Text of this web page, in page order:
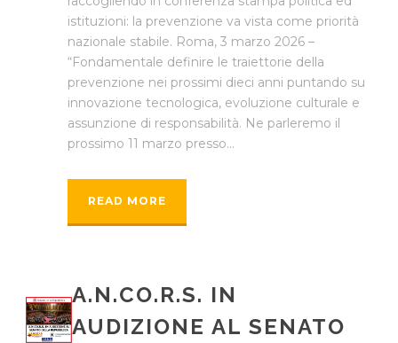
istituzioni: la prevenzione va vista come priorità
nazionale stabile. Roma, 3 marzo 2026 –
“Fondamentale definire le traiettorie della
prevenzione nei prossimi dieci anni puntando su
innovazione tecnologica, evoluzione culturale e
assunzione di responsabilità. Ne parleremo il
prossimo 11 marzo presso...
READ MORE
A.N.CO.R.S. IN
AUDIZIONE AL SENATO